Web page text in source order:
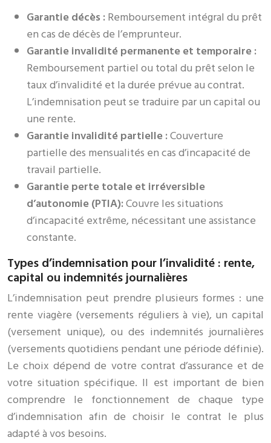
Garantie décès :Remboursement intégral du prêt
en cas de décès de l’emprunteur.
Garantie invalidité permanente et temporaire :
Remboursement partiel ou total du prêt selon le
taux d’invalidité et la durée prévue au contrat.
L’indemnisation peut se traduire par un capital ou
une rente.
Garantie invalidité partielle :Couverture
partielle des mensualités en cas d’incapacité de
travail partielle.
Garantie perte totale et irréversible
d’autonomie (PTIA):Couvre les situations
d’incapacité extrême, nécessitant une assistance
constante.
Types d’indemnisation pour l’invalidité : rente,
capital ou indemnités journalières
L’indemnisation peut prendre plusieurs formes : une
rente viagère (versements réguliers à vie), un capital
(versement unique), ou des indemnités journalières
(versements quotidiens pendant une période définie).
Le choix dépend de votre contrat d’assurance et de
votre situation spécifique. Il est important de bien
comprendre le fonctionnement de chaque type
d’indemnisation afin de choisir le contrat le plus
adapté à vos besoins.